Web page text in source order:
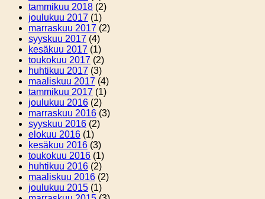
tammikuu 2018 (2)
joulukuu 2017 (1)
marraskuu 2017 (2)
syyskuu 2017 (4)
kesäkuu 2017 (1)
toukokuu 2017 (2)
huhtikuu 2017 (3)
maaliskuu 2017 (4)
tammikuu 2017 (1)
joulukuu 2016 (2)
marraskuu 2016 (3)
syyskuu 2016 (2)
elokuu 2016 (1)
kesäkuu 2016 (3)
toukokuu 2016 (1)
huhtikuu 2016 (2)
maaliskuu 2016 (2)
joulukuu 2015 (1)